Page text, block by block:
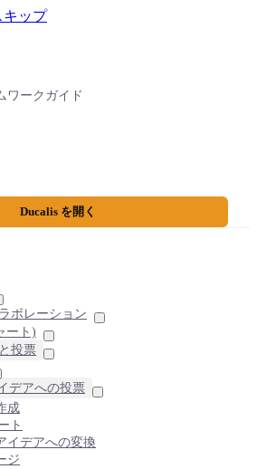
キップ
ワークガイド
Ducalis を開く
ボレーション
ート)
投票
デアへの投票
成
ト
イデアへの変換
ジ